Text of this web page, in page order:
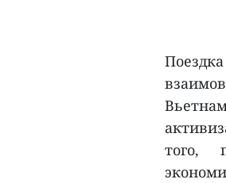
того,